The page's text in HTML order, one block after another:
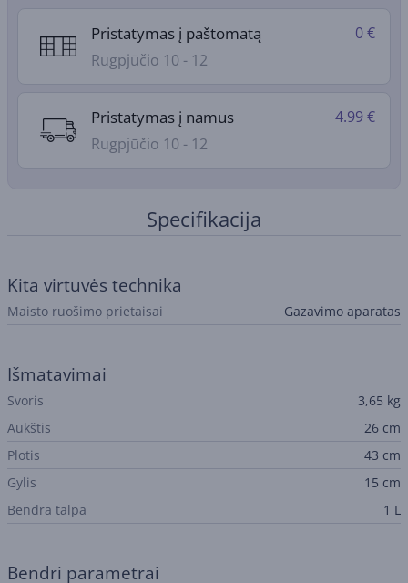
Patarimas: kas 30 dienų„FusionCap“ pamirkykite ne
štesnės nei 40°C temperatūros vandenyje 5 minutes
Pristatymas į paštomatą
Rugpjūčio 10 - 12
0 €
Pristatymas į namus
Rugpjūčio 10 - 12
4.99 €
Specifikacija
Kita virtuvės technika
Maisto ruošimo prietaisai Gazavimo aparatas
Išmatavimai
Svoris
3,65 kg
Aukštis
26 cm
Plotis
43 cm
Gylis
15 cm
Bendra talpa
1 L
Bendri parametrai